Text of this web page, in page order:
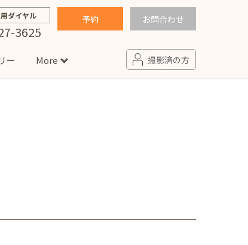
ダイヤル
3625
予約 お問合わせ
ー More 撮影済の方